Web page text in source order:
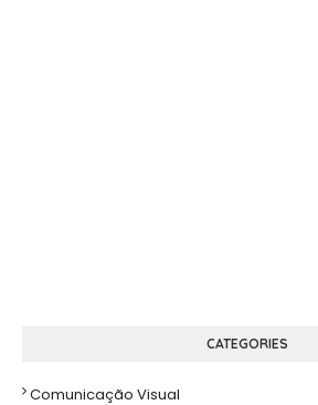
CATEGORIES
Comunicação Visual